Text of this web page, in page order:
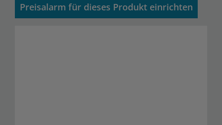
Preisalarm für dieses Produkt einrichten